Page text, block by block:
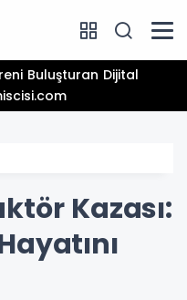
Kazası: